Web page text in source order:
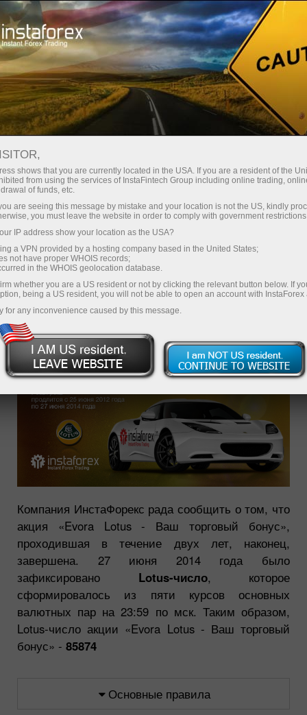
Промоакции Конкурсы Lotus Evora 2014
АКЦИЯ «EVORA LOTUS -
ВАШ ТОРГОВЫЙ БОНУС»
ЗАВЕРШЕНА.
Компания ИнстаФорекс рада сообщить о том, что
акция «Evora Lotus - Ваш торговый бонус»,
проходившая в течение двух лет, наконец,
завершена. 27 июня 2014 года было
зафиксировано Lotus-число, которое
сформировалось из пяти курсов основных
валютных пар на 23:59 по мск. Таким образом,
Lotus-число акции «Evora Lotus - Ваш торговый
бонус» - 85874
Основные правила
shows that you are currently located in the USA. If you are a resident of the
from using the services of InstaFintech Group including online trading,
of funds, etc.
are seeing this message by mistake and your location is not the US, kindly
you must leave the website in order to comply with government
IP address show your location as the USA?
a VPN provided by a hosting company based in the United States;
not have proper WHOIS records;
in the WHOIS geolocation database.
whether you are a US resident or not by clicking the relevant button below. If
being a US resident, you will not be able to open an account with InstaForex
for any inconvenience caused by this message.